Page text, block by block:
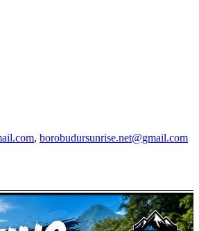
, borobudursunrise.net@gmail.com